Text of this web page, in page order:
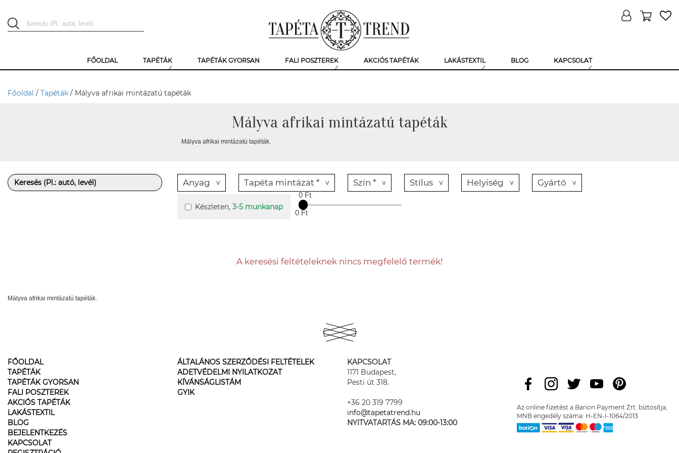
FŐOLDAL TAPÉTÁK TAPÉTÁK GYORSAN FALI POSZTEREK AKCIÓS TAPÉTÁK LAKÁSTEXTIL BLOG KAPCSOLAT
Főoldal / Tapéták / Mályva afrikai mintázatú tapéták
Mályva afrikai mintázatú tapéták
Mályva afrikai mintázatú tapéták.
Anyag Tapéta mintázat * Szín * Stílus Helyiség Gyártó
Készleten, 3-5 munkanap
0 Ft
0 Ft
A keresési feltételeknek nincs megfelelő termék!
Mályva afrikai mintázatú tapéták.
FŐOLDAL
TAPÉTÁK
TAPÉTÁK GYORSAN
FALI POSZTEREK
AKCIÓS TAPÉTÁK
LAKÁSTEXTIL
BLOG
BEJELENTKEZÉS
KAPCSOLAT
ÁLTALÁNOS SZERZŐDÉSI FELTÉTELEK
ADETVÉDELMI NYILATKOZAT
KÍVÁNSÁGLISTÁM
GYIK
KAPCSOLAT
1171 Budapest,
Pesti út 318.
+36 20 319 7799
info@tapetatrend.hu
NYITVATARTÁS MA: 09:00-13:00
Az online fizetést a Barion Payment Zrt. biztosítja,
MNB engedély száma: H-EN-I-1064/2013